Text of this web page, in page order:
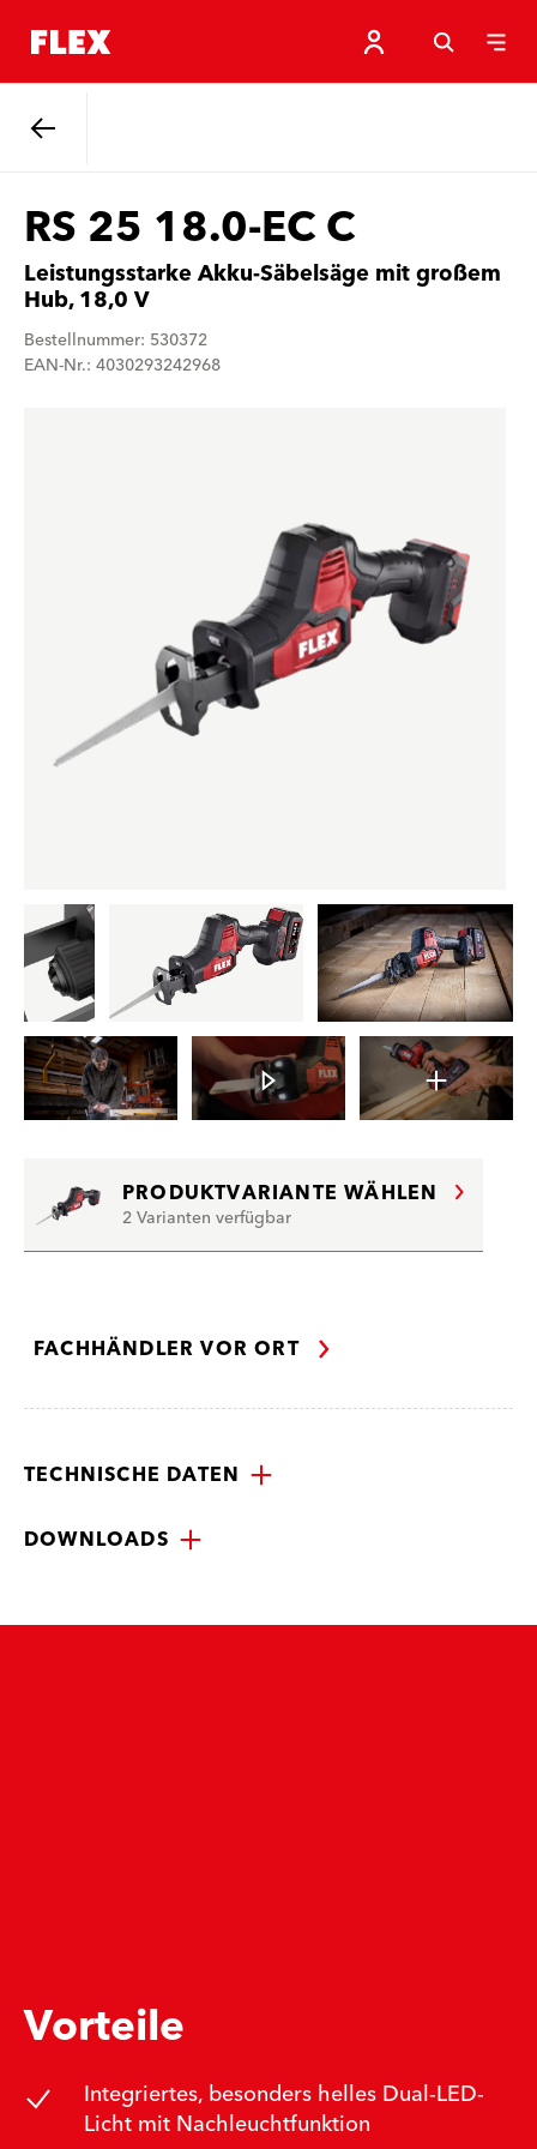
RS 25 18.0-EC C
Leistungsstarke Akku-Säbelsäge mit großem
Hub, 18,0 V
Bestellnummer: 530372
EAN-Nr.: 4030293242968
PRODUKTVARIANTE WÄHLEN
2 Varianten verfügbar
FACHHÄNDLER VOR ORT
TECHNISCHE DATEN
DOWNLOADS
Vorteile
Integriertes, besonders helles Dual-LED-
Licht mit Nachleuchtfunktion